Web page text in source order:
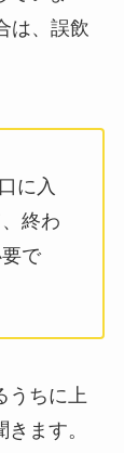
は、誤飲
に入
終わ
で
うちに上
ます。